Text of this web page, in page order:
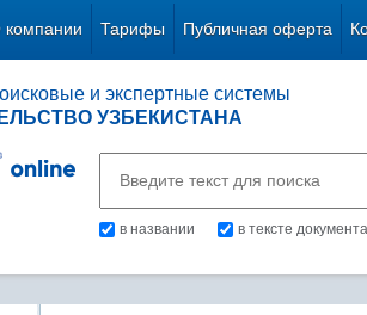
Тарифы Публичная оферта
и экспертные системы
УЗБЕКИСТАНА
в названии в тексте документа